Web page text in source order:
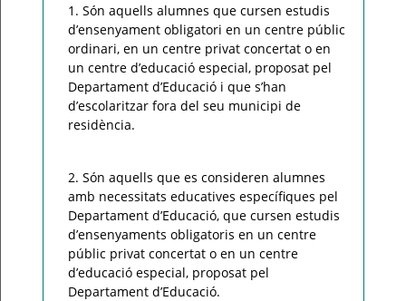
1. Són aquells alumnes que cursen estudis
d’ensenyament obligatori en un centre públic
ordinari, en un centre privat concertat o en
un centre d’educació especial, proposat pel
Departament d’Educació i que s’han
d’escolaritzar fora del seu municipi de
residència.
2. Són aquells que es consideren alumnes
amb necessitats educatives específiques pel
Departament d’Educació, que cursen estudis
d’ensenyaments obligatoris en un centre
públic privat concertat o en un centre
d’educació especial, proposat pel
Departament d’Educació.